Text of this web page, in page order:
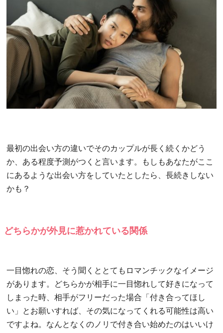
最初の出会い方の違いでそのカップルが長く続くかどう
か、ある程度予測がつくと言います。もしもあなたがここ
にあるような出会い方をしていたとしたら、長続きしない
かも？
どちらかが外見に惹かれている関係
一目惚れの恋、そう聞くととてもロマンチックなイメージ
があります。どちらかが相手に一目惚れして好きになって
しまった時、相手がフリーだった場合「付き合ってほし
い」とお願いすれば、その気になってくれる可能性は高い
ですよね。なんとなくのノリで付き合い始めたのはいいけ